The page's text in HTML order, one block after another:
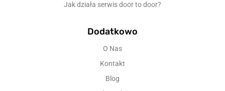
Jak działa serwis door to door?
Dodatkowo
O Nas
Kontakt
Blog